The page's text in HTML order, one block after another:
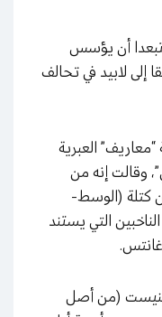
أن يؤسس
إلى لابيد في تحالف
العبرية
وقالت إنه من
كتلة (الوسط-
التي يستند
غانتس.
8 مقاعد بالكنيست (من أصل